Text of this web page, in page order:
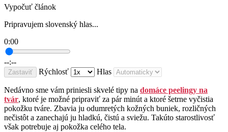
Vypočuť článok
Pripravujem slovenský hlas...
0:00
--:--
Zastaviť Rýchlosť Hlas
Nedávno sme vám priniesli skvelé tipy na domáce peelingy na
tvár, ktoré je možné pripraviť za pár minút a ktoré šetrne vyčistia
pokožku tváre. Zbavia ju odumretých kožných buniek, rozličných
nečistôt a zanechajú ju hladkú, čistú a sviežu. Takúto starostlivosť
však potrebuje aj pokožka celého tela.